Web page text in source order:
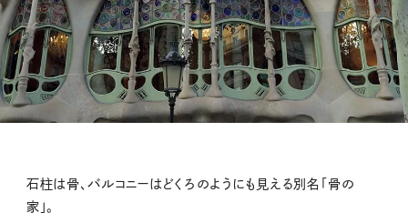
石柱は骨、バルコニーはどくろのようにも見える別名「骨の
家」。